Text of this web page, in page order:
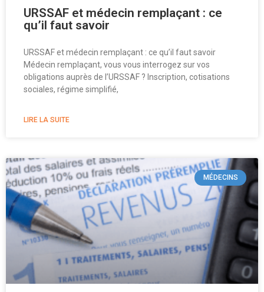
URSSAF et médecin remplaçant : ce
qu’il faut savoir
URSSAF et médecin remplaçant : ce qu’il faut savoir
Médecin remplaçant, vous vous interrogez sur vos
obligations auprès de l’URSSAF ? Inscription, cotisations
sociales, régime simplifié,
LIRE LA SUITE
MÉDECINS